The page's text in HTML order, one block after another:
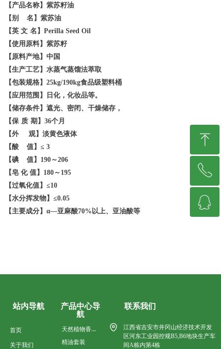
【产品名称】紫苏籽油
【别
名】紫苏油
【英 文 名】 Perilla Seed Oil
【使用原料】紫苏籽
【原料产地】中国
【生产工艺】水蒸气蒸馏法萃取
【包装规格】 25kg/190kg食品级塑料桶
【应用范围】日化，化妆品等。
【储存条件】遮光、密闭、干燥储存，
【保 质 期】 36个月
【外
观】淡黄色液体
【酸 值】≤ 3
【碘 值】190～206
【皂 化 值】180～195
【过氧化值】 ≤10
【水分挥发物】 ≤0.05
【主要成分】 α—亚麻酸70%以上、亚油酸等
首页
关于我们
站内导航
天然植物香料油
精油套装
产品中心导
航
联系我们
江西省吉安市井冈山经济技术开发
区河东工业园控规B5,B6地块生产车
间A栋内第4栋
ꁸ
回到顶部
ꂅ
13617961128
ꁗ